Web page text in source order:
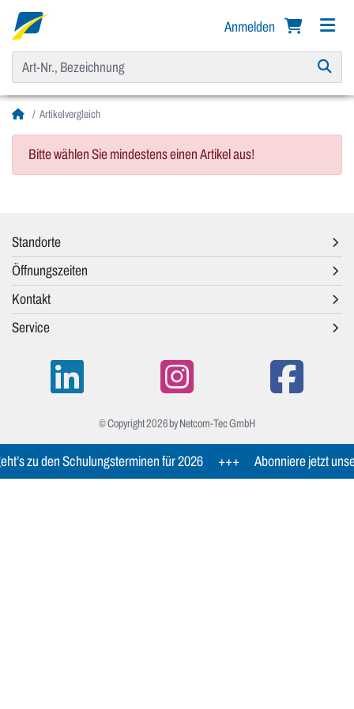
Anmelden
Artikelvergleich
Bitte wählen Sie mindestens einen Artikel aus!
Standorte
Öffnungszeiten
Kontakt
Service
© Copyright 2026 by Netcom-Tec GmbH
zu den Schulungsterminen für 2026 +++ Abonniere jetzt